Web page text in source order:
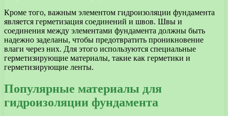
Кроме того, важным элементом гидроизоляции фундамента
является герметизация соединений и швов. Швы и
соединения между элементами фундамента должны быть
надежно заделаны, чтобы предотвратить проникновение
влаги через них. Для этого используются специальные
герметизирующие материалы, такие как герметики и
герметизирующие ленты.
Популярные материалы для
гидроизоляции фундамента